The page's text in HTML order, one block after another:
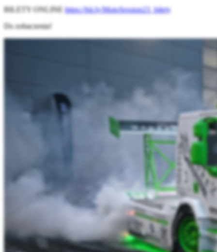
BILETY ONLINE https://bit.ly/MotoSession23_bilety
Do zobaczenia!